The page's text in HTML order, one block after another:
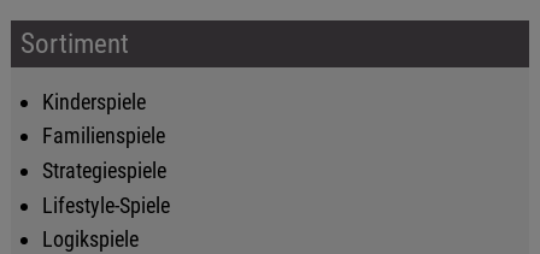
Sortiment
Kinderspiele
Familienspiele
Strategiespiele
Lifestyle-Spiele
Logikspiele